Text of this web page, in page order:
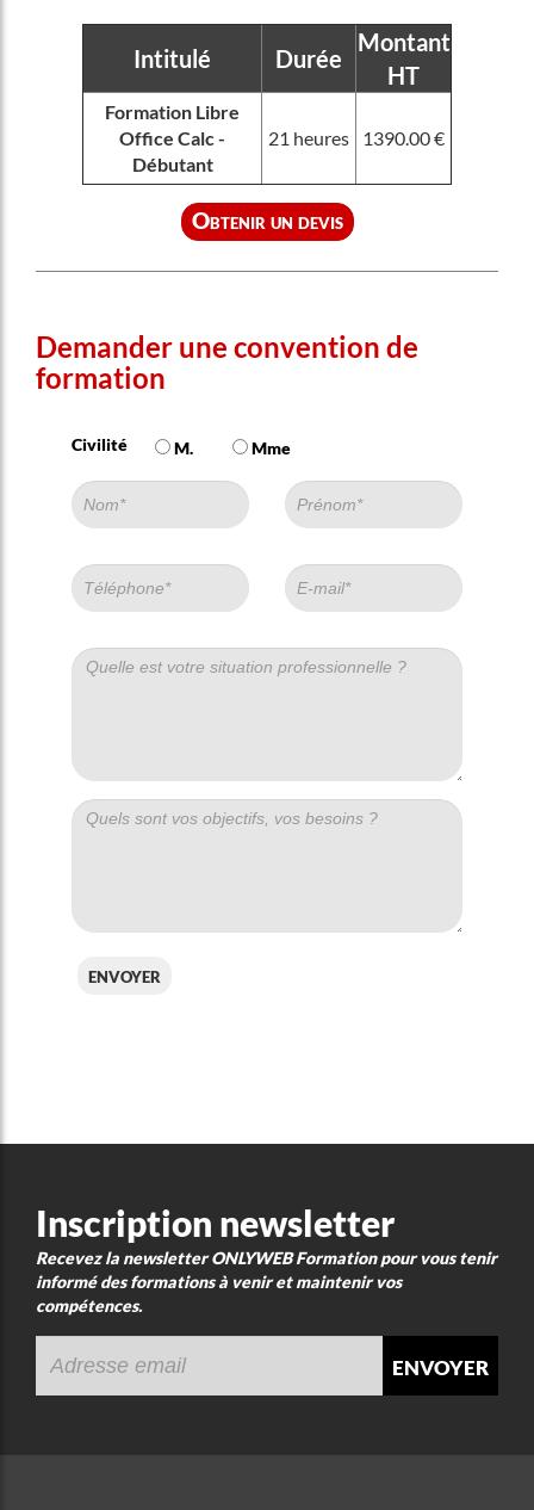
Intitulé Durée
Montant
HT
Formation Libre
Office Calc -
Débutant
21 heures 1390.00 €
Obtenir un devis
Demander une convention de
formation
Civilité M. Mme
envoyer
Inscription newsletter
Recevez la newsletter ONLYWEB Formation pour vous tenir
informé des formations à venir et maintenir vos
compétences.
envoyer